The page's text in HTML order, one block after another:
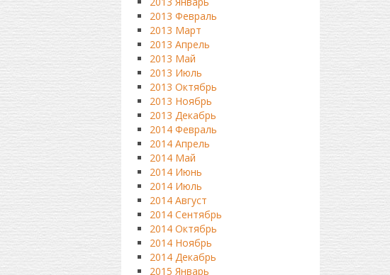
2013 Февраль
2013 Март
2013 Апрель
2013 Май
2013 Июль
2013 Октябрь
2013 Ноябрь
2013 Декабрь
2014 Февраль
2014 Апрель
2014 Май
2014 Июнь
2014 Июль
2014 Август
2014 Сентябрь
2014 Октябрь
2014 Ноябрь
2014 Декабрь
2015 Январь